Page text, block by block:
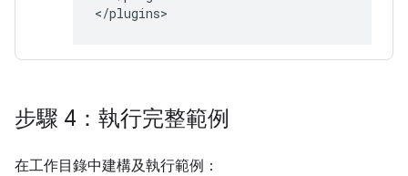
步驟 4：執行完整範例
在工作目錄中建構及執行範例：